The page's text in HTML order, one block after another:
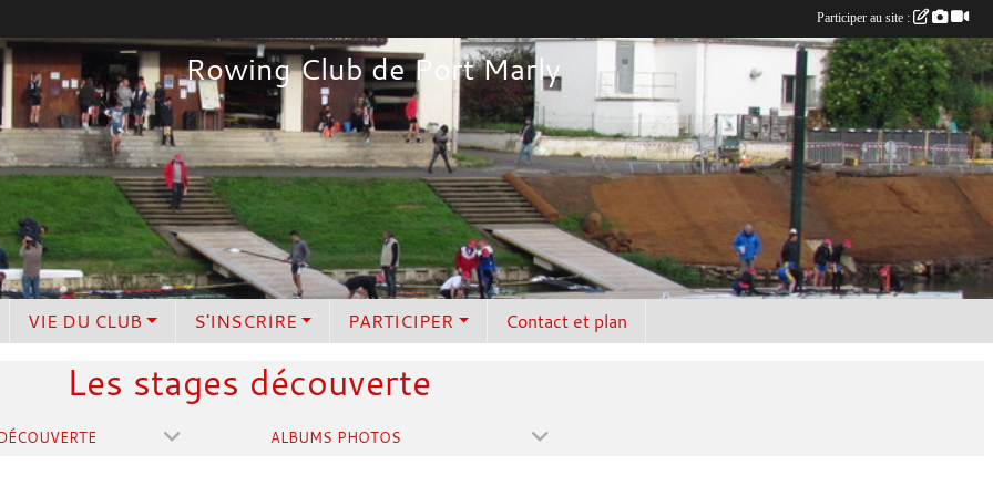
Rowing Club de Port Marly
VIE DU CLUB S'INSCRIRE PARTICIPER Contact et plan
Les stages découverte
ALBUMS PHOTOS
Participer au site :